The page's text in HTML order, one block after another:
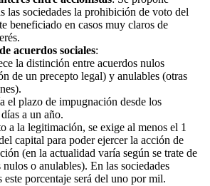
las sociedades la prohibición de voto del
beneficiado en casos muy claros de
acuerdos sociales:
la distinción entre acuerdos nulos
de un precepto legal) y anulables (otras
el plazo de impugnación desde los
a un año.
a la legitimación, se exige al menos el 1
capital para poder ejercer la acción de
(en la actualidad varía según se trate de
nulos o anulables). En las sociedades
este porcentaje será del uno por mil.